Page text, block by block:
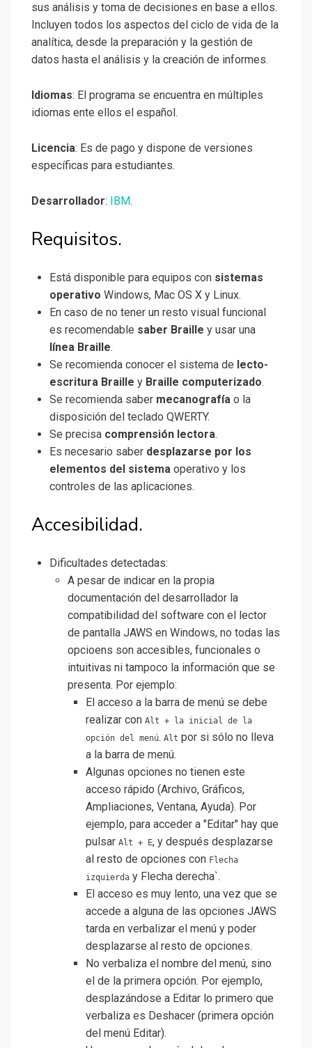
sus análisis y toma de decisiones en base a ellos.
Incluyen todos los aspectos del ciclo de vida de la
analítica, desde la preparación y la gestión de
datos hasta el análisis y la creación de informes.
Idiomas: El programa se encuentra en múltiples
idiomas ente ellos el español.
Licencia: Es de pago y dispone de versiones
específicas para estudiantes.
Desarrollador: IBM.
Requisitos.
Está disponible para equipos con sistemas
operativo Windows, Mac OS X y Linux.
En caso de no tener un resto visual funcional
es recomendable saber Braille y usar una
línea Braille.
Se recomienda conocer el sistema de lecto-
escritura Braille y Braille computerizado.
Se recomienda saber mecanografía o la
disposición del teclado QWERTY.
Se precisa comprensión lectora.
Es necesario saber desplazarse por los
elementos del sistema operativo y los
controles de las aplicaciones.
Accesibilidad.
Dificultades detectadas:
A pesar de indicar en la propia
documentación del desarrollador la
compatibilidad del software con el lector
de pantalla JAWS en Windows, no todas las
opcioens son accesibles, funcionales o
intuitivas ni tampoco la información que se
presenta. Por ejemplo:
El acceso a la barra de menú se debe
realizar con Alt + la inicial de la
opción del menú. Alt por si sólo no lleva
a la barra de menú.
Algunas opciones no tienen este
acceso rápido (Archivo, Gráficos,
Ampliaciones, Ventana, Ayuda). Por
ejemplo, para acceder a "Editar" hay que
pulsar Alt + E, y después desplazarse
al resto de opciones con Flecha
izquierda y Flecha derecha`.
El acceso es muy lento, una vez que se
accede a alguna de las opciones JAWS
tarda en verbalizar el menú y poder
desplazarse al resto de opciones.
No verbaliza el nombre del menú, sino
el de la primera opción. Por ejemplo,
desplazándose a Editar lo primero que
verbaliza es Deshacer (primera opción
del menú Editar).